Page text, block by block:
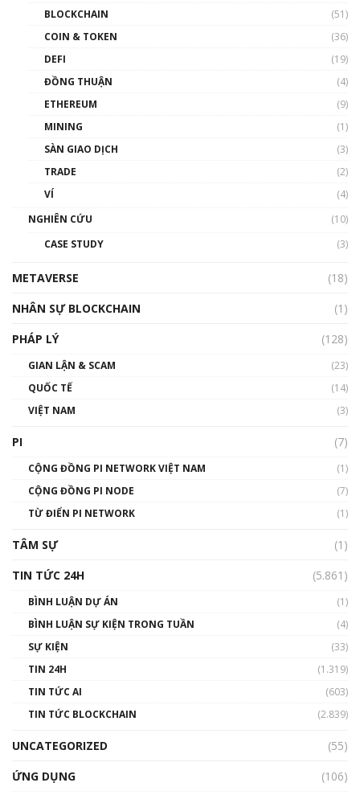
như thể nào?
00:39:31
Phổ cập Blockchain
thống & Crypto qua các cuộc chiến | Phổ cập
01:32:59
gió ấm
Talkshow 14: MemeCoin – Trò đùa tỷ đô
01:29:26
BLOCKCHAIN
(51)
COIN & TOKEN
(36)
DEFI
(19)
ĐỒNG THUẬN
(4)
ETHEREUM
(9)
MINING
(1)
SÀN GIAO DỊCH
(3)
TRADE
(2)
VÍ
(4)
NGHIÊN CỨU
(10)
CASE STUDY
(3)
METAVERSE
(18)
NHÂN SỰ BLOCKCHAIN
(1)
PHÁP LÝ
(128)
GIAN LẬN & SCAM
(23)
QUỐC TẾ
(14)
VIỆT NAM
(3)
PI (7)
CỘNG ĐỒNG PI NETWORK VIỆT NAM
(1)
CỘNG ĐỒNG PI NODE
(7)
TỪ ĐIỂN PI NETWORK
(1)
TÂM SỰ
(1)
TIN TỨC 24H
(5.861)
BÌNH LUẬN DỰ ÁN
(1)
BÌNH LUẬN SỰ KIỆN TRONG TUẦN
(4)
SỰ KIỆN
(33)
TIN 24H
(1.319)
TIN TỨC AI
(603)
TIN TỨC BLOCKCHAIN
(2.839)
UNCATEGORIZED
(55)
ỨNG DỤNG
(106)